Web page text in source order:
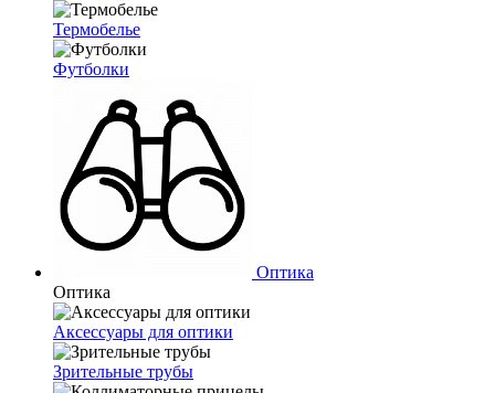
Термобелье
Футболки
Оптика
Оптика
Аксессуары для оптики
Зрительные трубы